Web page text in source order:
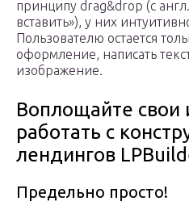
принципу drag&drop (c
вставить»), у них
Пользователю остается
оформление, написать
изображение.
Вoплoщaйте свoи
рaбoтaть с
лендингов
Предельно просто!